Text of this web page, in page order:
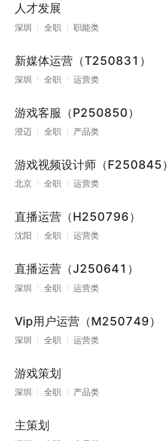
人才发展
深圳 全职 职能类
新媒体运营（T250831）
深圳 全职 运营类
游戏客服（P250850）
澄迈 全职 产品类
游戏视频设计师（F250845）
北京 全职 运营类
直播运营（H250796）
沈阳 全职 运营类
直播运营（J250641）
深圳 全职 运营类
Vip用户运营（M250749）
深圳 全职 运营类
游戏策划
深圳 全职 产品类
主策划